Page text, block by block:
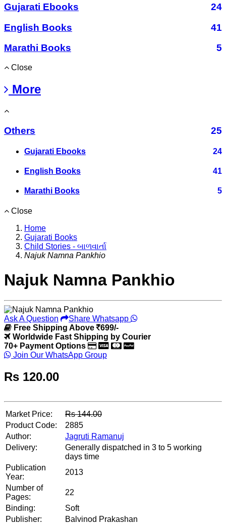
Gujarati Ebooks
24
English Books
41
Marathi Books
5
Close
More
Others 25
Gujarati Ebooks 24
English Books 41
Marathi Books 5
Close
Home
Gujarati Books
Child Stories - બાળવાર્તા
Najuk Namna Pankhio
Najuk Namna Pankhio
Ask A Question
Share Whatsapp
Free Shipping Above
699/-
Worldwide Fast Shipping by Courier
70+ Payment Options
Join Our WhatsApp Group
Rs 120.00
Market Price: Rs144.00
Product Code:
2885
Author:
Jagruti Ramanuj
Delivery:
Generally dispatched in 3 to 5 working
days time
Publication
Year:
2013
Number of
Pages:
22
Binding:
Soft
Publisher:
Balvinod Prakashan